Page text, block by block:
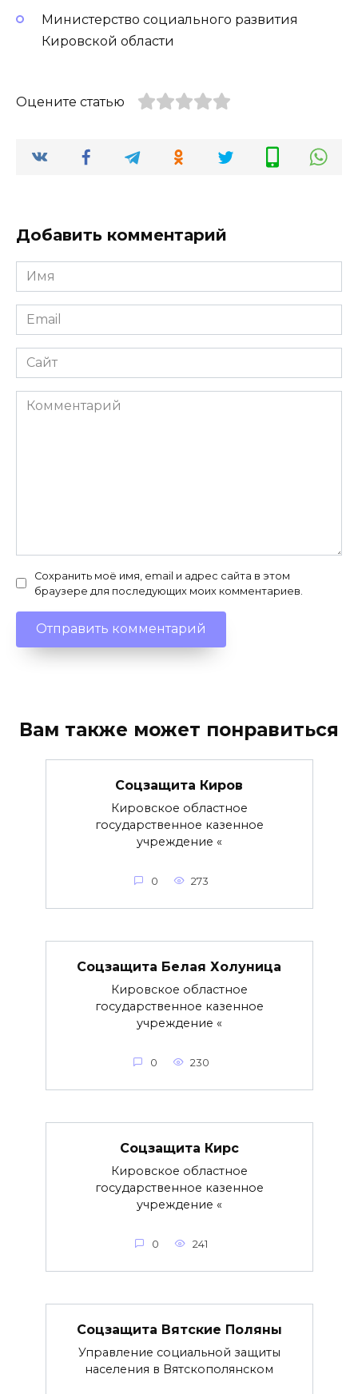
Министерство социального развития
Кировской области
Оцените статью
Добавить комментарий
Имя
*
Email
*
Сайт
Комментарий
Сохранить моё имя, email и адрес сайта в этом
браузере для последующих моих комментариев.
Вам также может понравиться
Соцзащита Киров
Кировское областное
государственное казенное
учреждение «
0 273
Соцзащита Белая Холуница
Кировское областное
государственное казенное
учреждение «
0 230
Соцзащита Кирс
Кировское областное
государственное казенное
учреждение «
0 241
Соцзащита Вятские Поляны
Управление социальной защиты
населения в Вятскополянском